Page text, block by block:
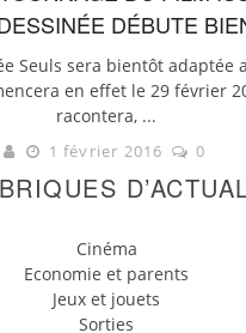
DÉBUTE
Seuls sera bientôt adaptée
en effet le 29 février
racontera, ...
1 février 2016 0
Cinéma
Economie et parents
Jeux et jouets
Sorties